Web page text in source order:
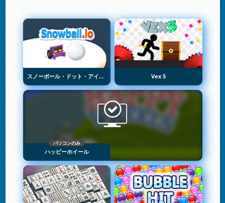
スノーボール・ドット・アイオー Vex 5
パソコンのみ
ハッピーホイール